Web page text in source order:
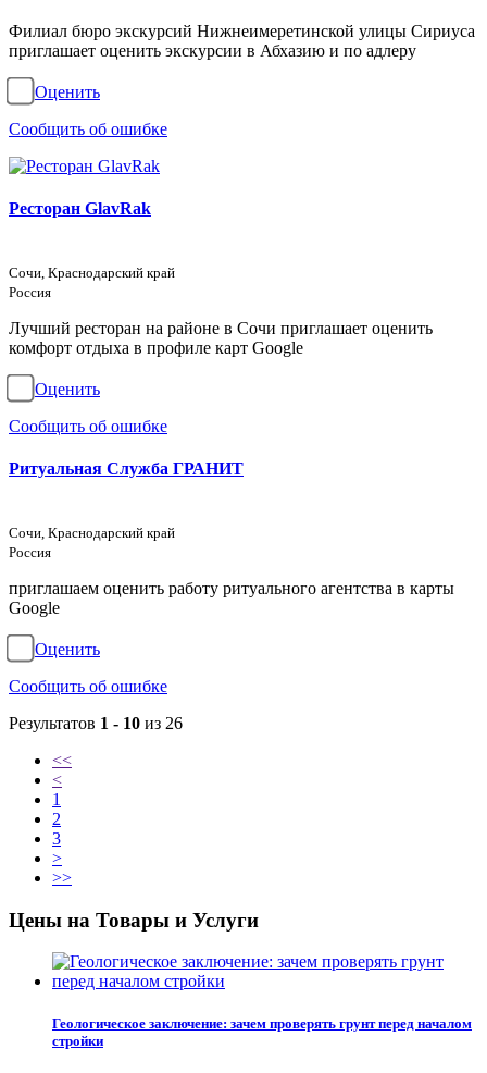
Филиал бюро экскурсий Нижнеимеретинской улицы Сириуса
приглашает оценить экскурсии в Абхазию и по адлеру
Оценить
Сообщить об ошибке
Ресторан GlavRak
Сочи, Краснодарский край
Россия
Лучший ресторан на районе в Сочи приглашает оценить
комфорт отдыха в профиле карт Google
Оценить
Сообщить об ошибке
Ритуальная Служба ГРАНИТ
Сочи, Краснодарский край
Россия
приглашаем оценить работу ритуального агентства в карты
Google
Оценить
Сообщить об ошибке
Результатов 1 - 10 из 26
<<
<
1
2
3
>
>>
Цены на Товары и Услуги
Геологическое заключение: зачем проверять грунт перед началом
стройки